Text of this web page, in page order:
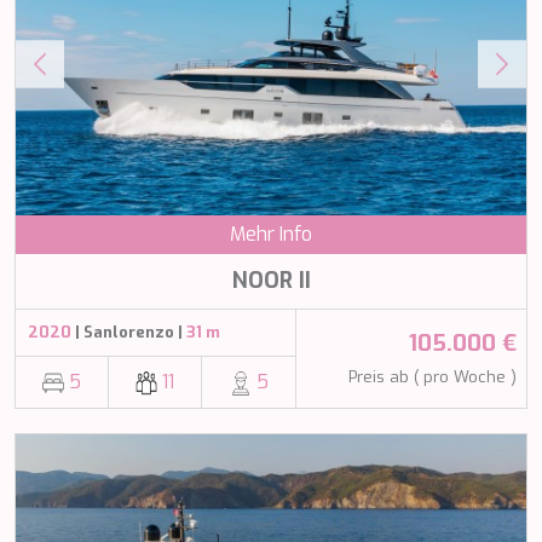
Mehr Info
NOOR II
2020 | Sanlorenzo | 31 m
5 11 5
105.000 €
Preis ab ( pro Woche )
NAVILUX
NEW YORK
NEYINA
NIGHTFLOWER
NITA K II
NOCTURNO
NOOR II
NORTHERN ESCAPE
OMNIA
ONE BLUE
ONYX
ORIY
PANTA REI
PAREAKI
PAREAKKI